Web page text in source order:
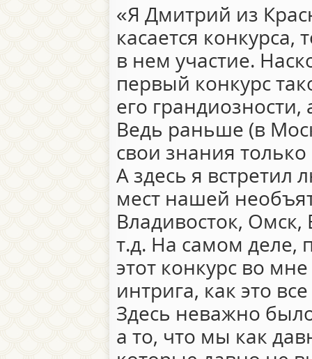
«Я Дмитрий из
касается конкурса,
в нем участие.
первый конкурс
его
Ведь раньше (в
свои знания
А здесь я встретил
мест нашей
Владивосток, Омск,
т.д. На самом деле,
этот конкурс во
интрига, как это
Здесь неважно
а то, что мы как